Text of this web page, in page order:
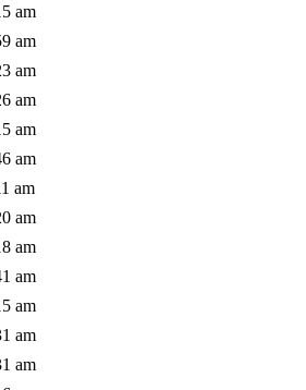
am
am
am
am
am
am
am
am
am
am
am
am
am